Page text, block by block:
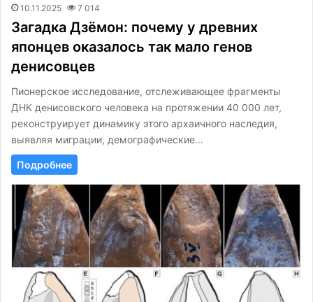
10.11.2025 7 014
Загадка Дзёмон: почему у древних
японцев оказалось так мало генов
денисовцев
Пионерское исследование, отслеживающее фрагменты
ДНК денисовского человека на протяжении 40 000 лет,
реконструирует динамику этого архаичного наследия,
выявляя миграции, демографические…
Подробнее